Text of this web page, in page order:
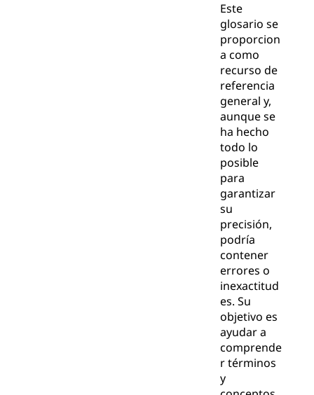
Este
glosario se
proporcion
a como
recurso de
referencia
general y,
aunque se
ha hecho
todo lo
posible
para
garantizar
su
precisión,
podría
contener
errores o
inexactitud
es. Su
objetivo es
ayudar a
comprende
r términos
y